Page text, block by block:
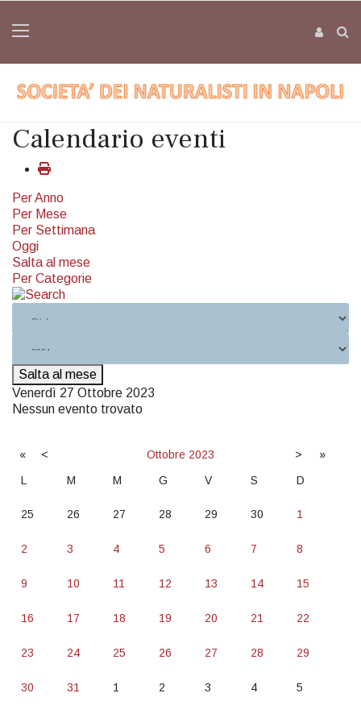
Calendario eventi
Per Anno
Per Mese
Per Settimana
Oggi
Salta al mese
Per Categorie
Salta al mese
Venerdì 27 Ottobre 2023
Nessun evento trovato
« < Ottobre 2023 >
»
L
M M G V S D
25 26 27 28 29 30 1
2 3 4 5 6 7 8
9 10 11 12 13 14 15
16 17 18 19 20 21 22
23 24 25 26 27 28 29
30 31 1 2 3 4 5